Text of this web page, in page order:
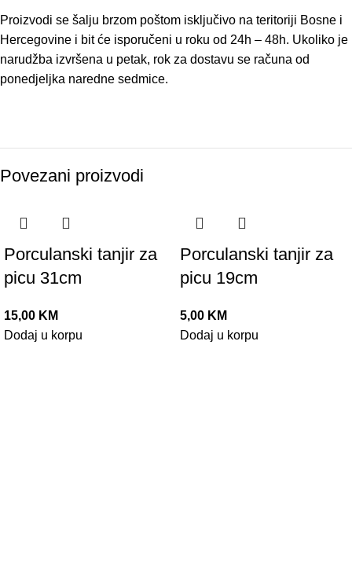
Proizvodi se šalju brzom poštom isključivo na teritoriji Bosne i
Hercegovine i bit će isporučeni u roku od 24h – 48h. Ukoliko je
narudžba izvršena u petak, rok za dostavu se računa od
ponedjeljka naredne sedmice.
Povezani proizvodi
Porculanski tanjir za
picu 31cm
15,00 KM
Dodaj u korpu
Porculanski tanjir za
picu 19cm
5,00 KM
Dodaj u korpu